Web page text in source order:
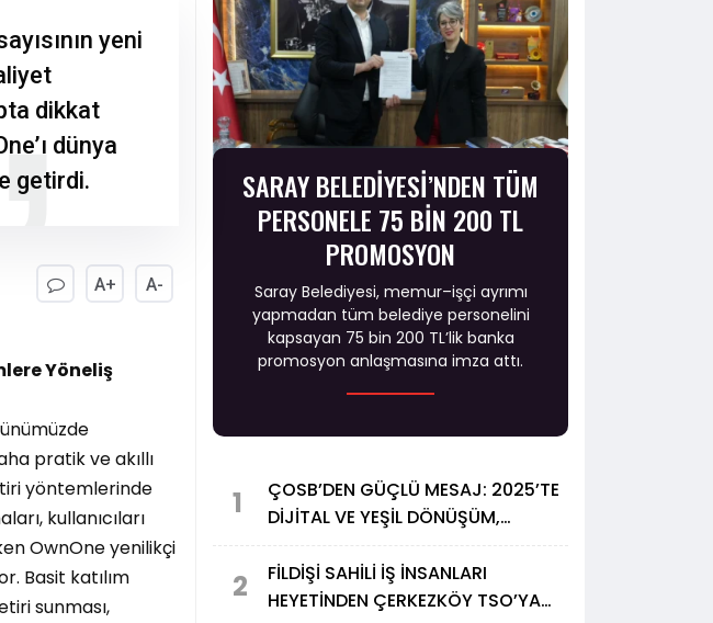
yeni
dikkat
dünya
getirdi.
A+ A-
Yöneliş
pratik ve akıllı
yöntemlerinde
kullanıcıları
OwnOne yenilikçi
Basit katılım
sunması,
SARAY BELEDİYESİ’NDEN TÜM
PERSONELE 75 BİN 200 TL
PROMOSYON
Saray Belediyesi, memur–işçi ayrımı
yapmadan tüm belediye personelini
kapsayan 75 bin 200 TL’lik banka
promosyon anlaşmasına imza attı.
1
ÇOSB’DEN GÜÇLÜ MESAJ: 2025’TE
DİJİTAL VE YEŞİL DÖNÜŞÜM,
BÜYÜME
2
FİLDİŞİ SAHİLİ İŞ İNSANLARI
HEYETİNDEN ÇERKEZKÖY TSO’YA